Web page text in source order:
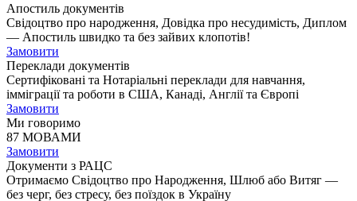
Апостиль документів
Свідоцтво про народження, Довідка про несудимість, Диплом
— Апостиль швидко та без зайвих клопотів!
Замовити
Переклади документів
Сертифіковані та Нотаріальні переклади для навчання,
імміграції та роботи в США, Канаді, Англії та Європі
Замовити
Ми говоримо
87 МОВАМИ
Замовити
Документи з РАЦС
Отримаємо Свідоцтво про Народження, Шлюб або Витяг —
без черг, без стресу, без поїздок в Україну